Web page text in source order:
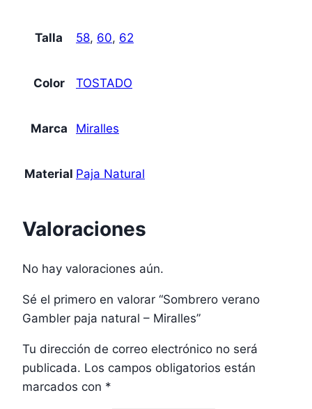
Talla 58, 60, 62
Color TOSTADO
Marca Miralles
Material Paja Natural
Valoraciones
No hay valoraciones aún.
Sé el primero en valorar “Sombrero verano
Gambler paja natural – Miralles”
Tu dirección de correo electrónico no será
publicada. Los campos obligatorios están
marcados con *